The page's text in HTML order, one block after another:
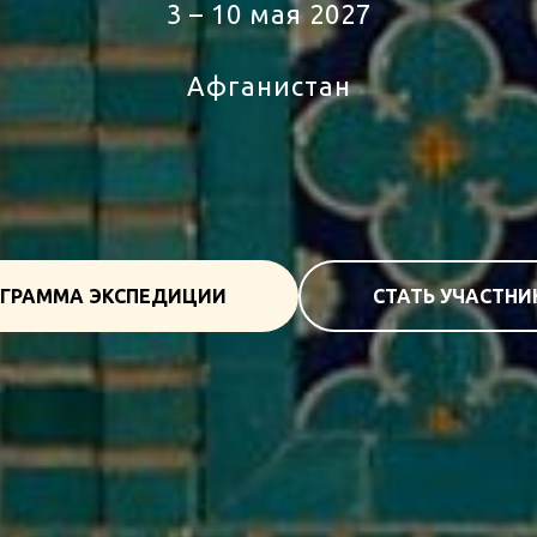
3 – 10 мая 2027
Афганистан
тур в Египет
ЭКСПЕДИЦИИ СТАТЬ